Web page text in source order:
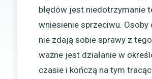
błędów jest niedotrzymanie
wniesienie sprzeciwu. Osoby
nie zdają sobie sprawy z
ważne jest działanie w
czasie i kończą na tym tracąc